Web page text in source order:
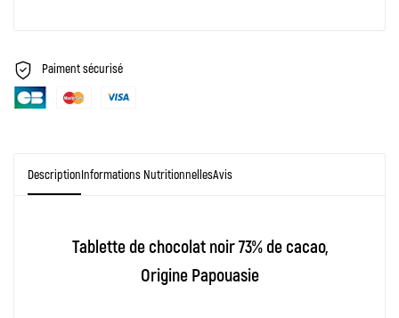
Paimentsécurisé
DescriptionInformations NutritionnellesAvis
Tablette de chocolat noir 73% de cacao,
Origine Papouasie